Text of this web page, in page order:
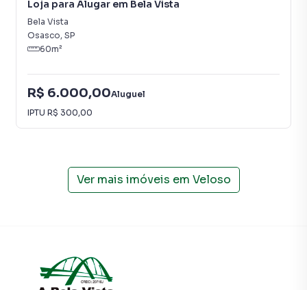
o número de contatos interessados e tendo como
consequência uma maior chance de vender ou alugar seu
imóvel mais rápido. Contamos também com um time de
programadores, corretores treinados e uma central de
atendimento preparada para atender proprietários e
inquilinos.
Loja para Alugar em Bela Vista
Bela Vista
Osasco, SP
60m²
R$ 6.000,00Aluguel
IPTU R$ 300,00
Ver mais imóveis em Veloso